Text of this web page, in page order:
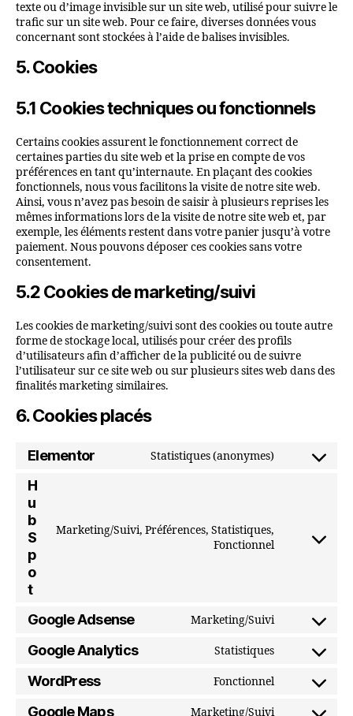
texte ou d’image invisible sur un site web, utilisé pour suivre le
trafic sur un site web. Pour ce faire, diverses données vous
concernant sont stockées à l’aide de balises invisibles.
5. Cookies
5.1 Cookies techniques ou fonctionnels
Certains cookies assurent le fonctionnement correct de
certaines parties du site web et la prise en compte de vos
préférences en tant qu’internaute. En plaçant des cookies
fonctionnels, nous vous facilitons la visite de notre site web.
Ainsi, vous n’avez pas besoin de saisir à plusieurs reprises les
mêmes informations lors de la visite de notre site web et, par
exemple, les éléments restent dans votre panier jusqu’à votre
paiement. Nous pouvons déposer ces cookies sans votre
consentement.
5.2 Cookies de marketing/suivi
Les cookies de marketing/suivi sont des cookies ou toute autre
forme de stockage local, utilisés pour créer des profils
d’utilisateurs afin d’afficher de la publicité ou de suivre
l’utilisateur sur ce site web ou sur plusieurs sites web dans des
finalités marketing similaires.
6. Cookies placés
Elementor Statistiques (anonymes)
Consent
H
u
b
S
p
o
t
Marketing/Suivi, Préférences, Statistiques,
Fonctionnel
Consent
Google Adsense Marketing/Suivi
Consent
google-
Google Analytics Statistiques
Consent
WordPress Fonctionnel
Consent
Google Maps Marketing/Suivi